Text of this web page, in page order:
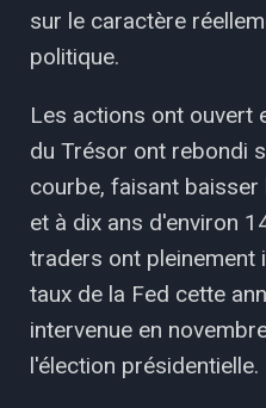
sur le caractère
politique.
Les actions ont ouvert
du Trésor ont rebondi
courbe, faisant
et à dix ans d'environ
traders ont pleinement
taux de la Fed cette
intervenue en
l'élection présidentielle.